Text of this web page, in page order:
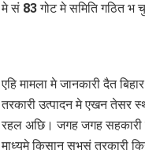
मे सं 83 गोट मे समिति गठित भ
एहि मामला मे जानकारी दैत
तरकारी उत्पादन मे एखन तेसर
रहल अछि। जगह जगह
माध्यमे किसान सभसं तरकारी